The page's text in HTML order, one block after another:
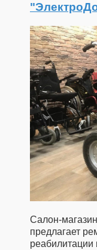
Салон-
предлагает
реабилитации